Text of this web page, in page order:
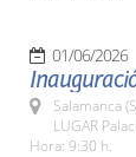
01/06/2026
Salamanca
LUGAR
Hora: 9:30 h.